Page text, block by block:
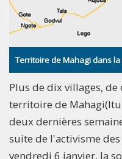
Territoire de Mahagi dans
Plus de dix villages,
territoire de
deux dernières
suite de l'activisme
vendredi 6 janvier, la